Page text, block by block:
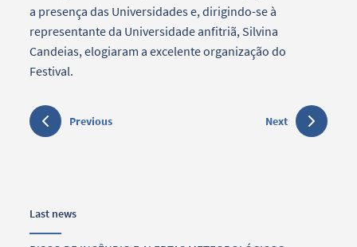
a presença das Universidades e, dirigindo-se à
representante da Universidade anfitriã, Silvina
Candeias, elogiaram a excelente organização do
Festival.
Previous Next
Last news